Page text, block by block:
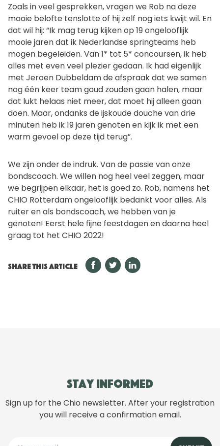
Zoals in veel gesprekken, vragen we Rob na deze
mooie belofte tenslotte of hij zelf nog iets kwijt wil. En
dat wil hij: “Ik mag terug kijken op 19 ongelooflijk
mooie jaren dat ik Nederlandse springteams heb
mogen begeleiden. Van 1* tot 5* concoursen, ik heb
alles met even veel plezier gedaan. Ik had eigenlijk
met Jeroen Dubbeldam de afspraak dat we samen
nog één keer team goud zouden gaan halen, maar
dat lukt helaas niet meer, dat moet hij alleen gaan
doen. Maar, ondanks de ijskoude douche van drie
minuten heb ik 19 jaren genoten en kijk ik met een
warm gevoel op deze tijd terug”.
We zijn onder de indruk. Van de passie van onze
bondscoach. We willen nog heel veel zeggen, maar
we begrijpen elkaar, het is goed zo. Rob, namens het
CHIO Rotterdam ongelooflijk bedankt voor alles. Als
ruiter en als bondscoach, we hebben van je
genoten! Eerst hele fijne feestdagen en daarna heel
graag tot het CHIO 2022!
SHARE THIS ARTICLE
Stay informed
Sign up for the Chio newsletter. After your registration
you will receive a confirmation email.